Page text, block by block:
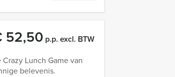
p.p. excl. BTW
Lunch Game van
belevenis.